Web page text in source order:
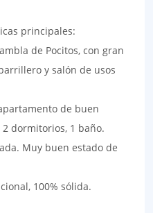
principales:
de Pocitos, con gran
y salón de usos
de buen
dormitorios, 1 baño.
Muy buen estado de
100% sólida.